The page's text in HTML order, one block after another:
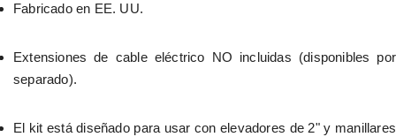
Fabricado en EE. UU.
Extensiones de cable eléctrico NO incluidas (disponibles por
separado).
El kit está diseñado para usar con elevadores de 2" y manillares